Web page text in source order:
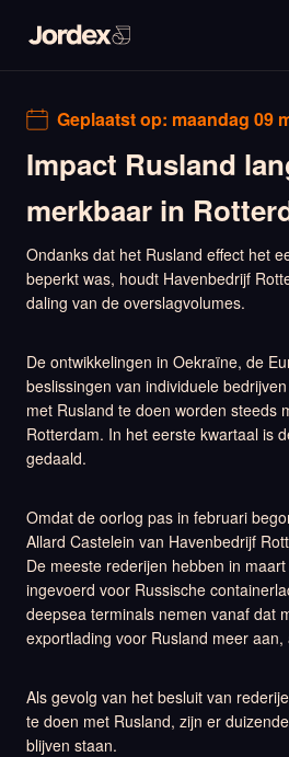
Geplaatst op: maandag 09
Impact Rusland
merkbaar in
Ondanks dat het Rusland effect het
beperkt was, houdt Havenbedrijf
daling van de overslagvolumes.
De ontwikkelingen in Oekraïne, de
beslissingen van individuele
met Rusland te doen worden steeds
Rotterdam. In het eerste kwartaal is
gedaald.
Omdat de oorlog pas in februari
Allard Castelein van Havenbedrijf
De meeste rederijen hebben in
ingevoerd voor Russische
deepsea terminals nemen vanaf dat
exportlading voor Rusland meer aan,
Als gevolg van het besluit van
te doen met Rusland, zijn er
blijven staan.